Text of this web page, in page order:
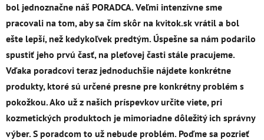
bol jednoznačne náš PORADCA. Veľmi intenzívne sme
pracovali na tom, aby sa čím skôr na kvitok.sk vrátil a bol
ešte lepší, než kedykoľvek predtým. Úspešne sa nám podarilo
spustiť jeho prvú časť, na pleťovej časti stále pracujeme.
Vďaka poradcovi teraz jednoduchšie nájdete konkrétne
produkty, ktoré sú určené presne pre konkrétny problém s
pokožkou. Ako už z našich príspevkov určite viete, pri
kozmetických produktoch je mimoriadne dôležitý ich správny
výber. S poradcom to už nebude problém. Poďme sa pozrieť